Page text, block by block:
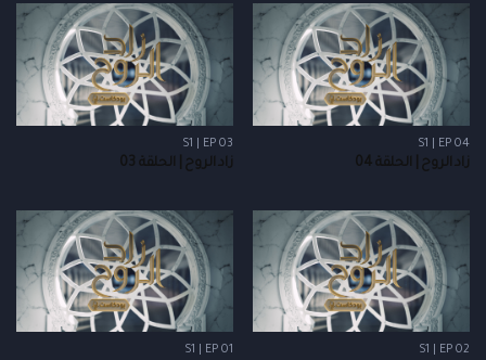
S1 | EP 04
زاد الروح | الحلقة 04
S1 | EP 03
زاد الروح | الحلقة 03
S1 | EP 02
S1 | EP 01